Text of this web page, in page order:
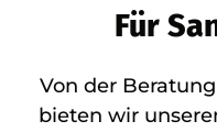
Für
Von der
bieten wir